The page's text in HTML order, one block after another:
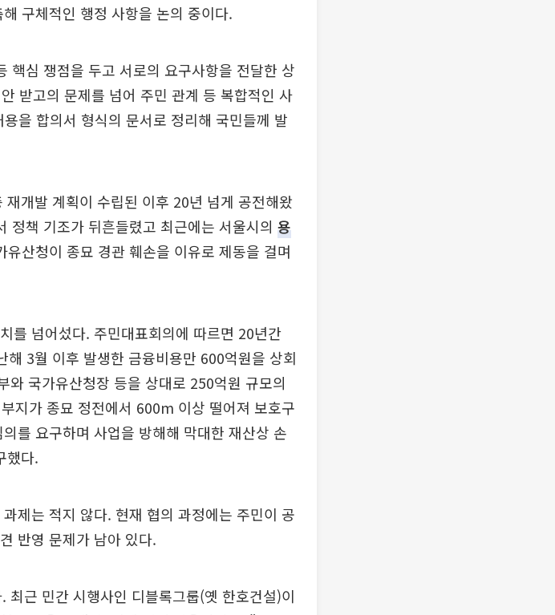
구체적인 행정 사항을 논의 중이다.
핵심 쟁점을 두고 서로의 요구사항을 전달한 상
받고의 문제를 넘어 주민 관계 등 복합적인 사
을 합의서 형식의 문서로 정리해 국민들께 발
개발 계획이 수립된 이후 20년 넘게 공전해왔
정책 기조가 뒤흔들렸고 최근에는 서울시의 용
산청이 종묘 경관 훼손을 이유로 제동을 걸며
를 넘어섰다. 주민대표회의에 따르면 20년간
3월 이후 발생한 금융비용만 600억원을 상회
국가유산청장 등을 상대로 250억원 규모의
지가 종묘 정전에서 600m 이상 떨어져 보호구
를 요구하며 사업을 방해해 막대한 재산상 손
했다.
제는 적지 않다. 현재 협의 과정에는 주민이 공
반영 문제가 남아 있다.
최근 민간 시행사인 디블록그룹(옛 한호건설)이